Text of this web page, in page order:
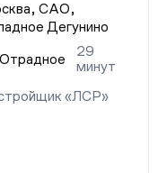
САО,
Дегунино
Отрадное
29
минут
«ЛСР»